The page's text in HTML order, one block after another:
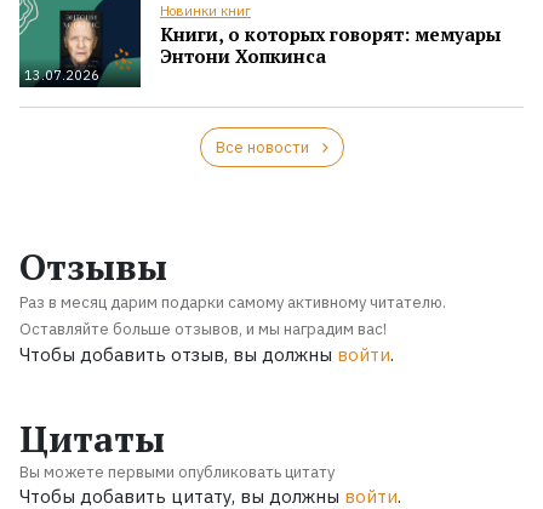
13.07.2026
Новинки книг
Книги, о которых говорят: мемуары
Энтони Хопкинса
Все новости
Отзывы
Раз в месяц дарим подарки самому активному читателю.
Оставляйте больше отзывов, и мы наградим вас!
Чтобы добавить отзыв, вы должны войти.
Цитаты
Вы можете первыми опубликовать цитату
Чтобы добавить цитату, вы должны войти.